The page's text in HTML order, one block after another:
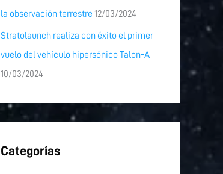
la observación terrestre 12/03/2024
Stratolaunch realiza con éxito el primer
vuelo del vehículo hipersónico Talon-A
10/03/2024
Categorías